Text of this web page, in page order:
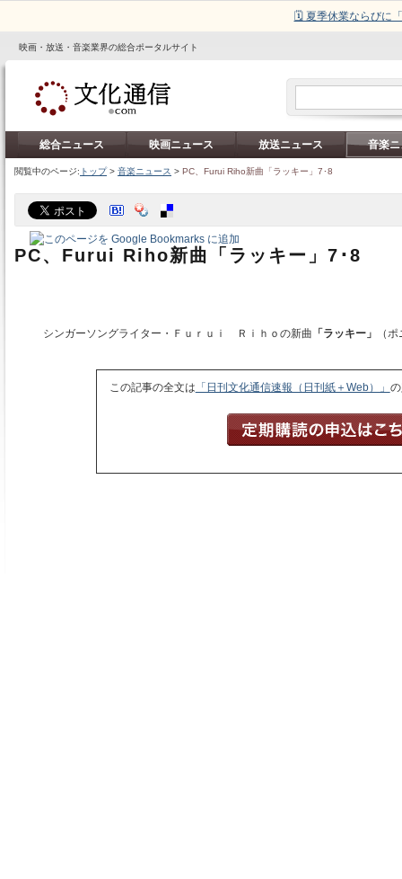
🗓️ 夏季休業ならびに
映画・放送・音楽業界の総合ポータルサイト
総合ニュース 映画ニュース 放送ニュース 音楽
閲覧中のページ: トップ> 音楽ニュース > PC、Furui Riho新曲「ラッキー」7･8
PC、Furui Riho新曲「ラッキー」7･8
シンガーソングライター・Ｆｕｒｕｉ Ｒｉｈｏの新曲 「ラッキー」 （
この記事の全文は 「日刊文化通信速報（日刊紙＋Web）」